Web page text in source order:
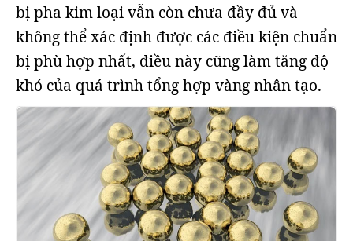
bị pha kim loại vẫn còn chưa đầy đủ và
không thể xác định được các điều kiện chuẩn
bị phù hợp nhất, điều này cũng làm tăng độ
khó của quá trình tổng hợp vàng nhân tạo.